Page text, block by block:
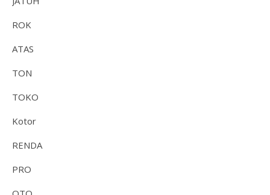
ROK
ATAS
TON
TOKO
Kotor
RENDA
PRO